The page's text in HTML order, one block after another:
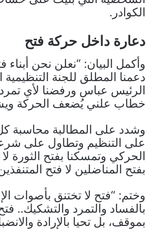
الكوادر.
دعارة داخل حركة فتح
وأكمل البيان: “نعلن نحن أبناء
دعمنا المطلق للجنة
الرئيس عباس ورفضنا لأي
خطاب علني يُضعف الحركة
وشدد على المطالبة محاسبة
على التنظيم وتطاول على
الحركي وتمسكنا بفتح الثورة
بفتح المناضلين لا فتح
وختم: “فتح لا تختنق بأصوات
بالفساد والتمرد والتشكيك..
بموقف، بل تحيا بالإرادة